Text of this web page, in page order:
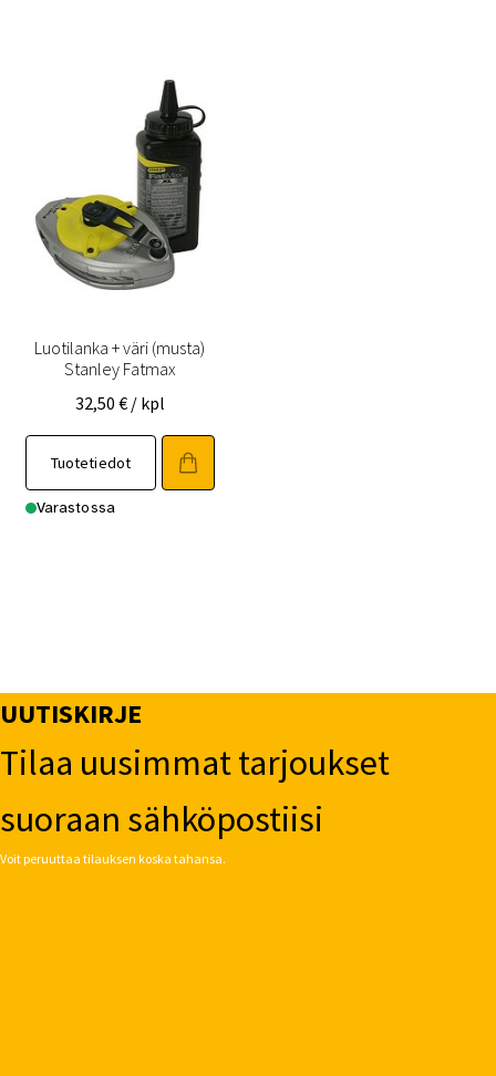
Luotilanka + väri (musta)
Stanley Fatmax
32,50 € / kpl
Tuotetiedot
Varastossa
UUTISKIRJE
Tilaa uusimmat tarjoukset
suoraan sähköpostiisi
Voit peruuttaa tilauksen koska tahansa.